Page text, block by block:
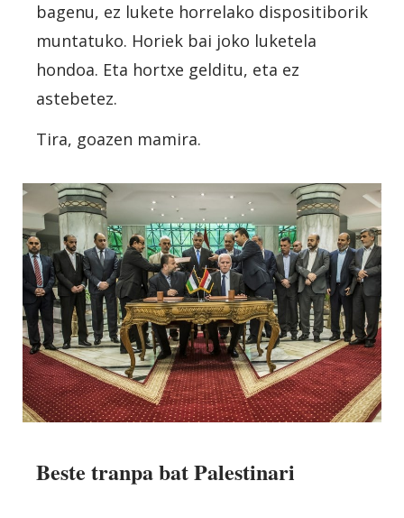
bagenu, ez lukete horrelako dispositiborik
muntatuko. Horiek bai joko luketela
hondoa. Eta hortxe gelditu, eta ez
astebetez.
Tira, goazen mamira.
Beste tranpa bat Palestinari